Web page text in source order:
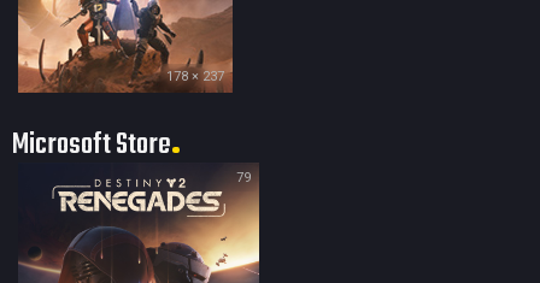
178 × 237
Microsoft Store
79